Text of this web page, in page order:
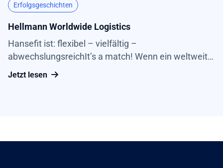
Erfolgsgeschichten
Hellmann Worldwide Logistics
Hansefit ist: flexibel – vielfältig –
abwechslungsreichIt’s a match! Wenn ein weltweit
aktives Logistikunternehmen wie Hellmann
Jetzt lesen